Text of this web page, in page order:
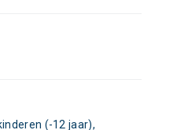
(-12 jaar),